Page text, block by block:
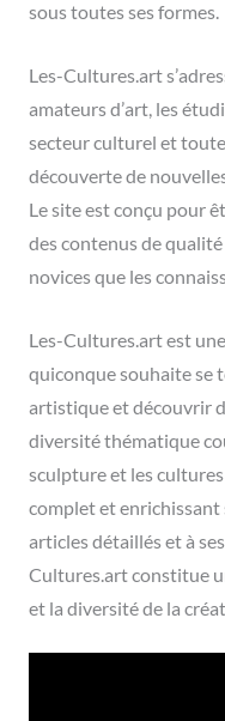
sous toutes ses formes.
Les-Cultures.art
amateurs d’art, les
secteur culturel et
découverte de
Le site est conçu pour
des contenus de
novices que les
Les-Cultures.art est
quiconque souhaite se
artistique et découvrir
diversité thématique
sculpture et les
complet et enrichissant
articles détaillés et à
Cultures.art constitue
et la diversité de la